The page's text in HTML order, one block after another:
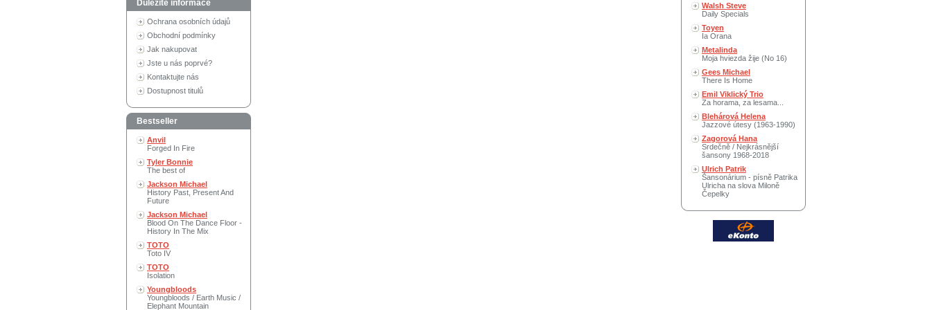
Důležité informace
Ochrana osobních údajů
Obchodní podmínky
Jak nakupovat
Jste u nás poprvé?
Kontaktujte nás
Dostupnost titulů
Bestseller
Anvil
Forged In Fire
Tyler Bonnie
The best of
Jackson Michael
History Past, Present And
Future
Jackson Michael
Blood On The Dance Floor -
History In The Mix
TOTO
Toto IV
TOTO
Isolation
Youngbloods
Youngbloods / Earth Music /
Elephant Mountain
Walsh Steve
Daily Specials
Toyen
Ia Orana
Metalinda
Moja hviezda žije (No 16)
Gees Michael
There Is Home
Emil Viklický Trio
Za horama, za lesama...
Blehárová Helena
Jazzové útesy (1963-1990)
Zagorová Hana
Srdečně / Nejkrásnější
šansony 1968-2018
Ulrich Patrik
Šansonárium - písně Patrika
Ulricha na slova Miloně
Čepelky